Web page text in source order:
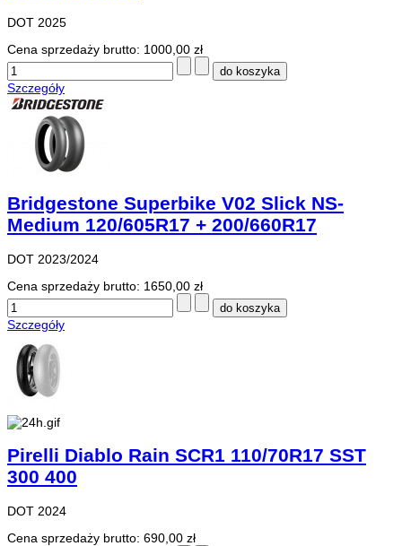
DOT 2025
Cena sprzedaży brutto: 1000,00 zł
Szczegóły
Bridgestone Superbike V02 Slick NS-
Medium 120/605R17 + 200/660R17
DOT 2023/2024
Cena sprzedaży brutto: 1650,00 zł
Szczegóły
Pirelli Diablo Rain SCR1 110/70R17 SST
300 400
DOT 2024
Cena sprzedaży brutto: 690,00 zł